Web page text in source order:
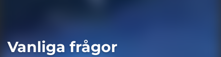
Vanliga frågor